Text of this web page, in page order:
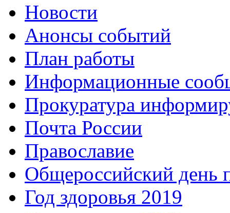
Новости
Анонсы событий
План работы
Информационные
Прокуратура
Почта России
Православие
Общероссийский день
Год здоровья 2019